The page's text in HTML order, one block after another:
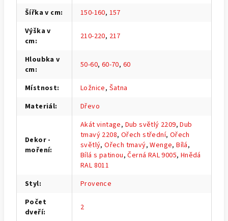
Šířka v cm: 150-160, 157
Výška v
cm: 210-220, 217
Hloubka v
cm: 50-60, 60-70, 60
Místnost: Ložnice, Šatna
Materiál: Dřevo
Dekor -
moření:
Akát vintage, Dub světlý 2209,Dub
tmavý 2208, Ořech střední, Ořech
světlý,Ořech tmavý,Wenge,Bílá,
Bílá s patinou,Černá RAL 9005, Hnědá
RAL 8011
Styl:
Provence
Počet
dveří: 2